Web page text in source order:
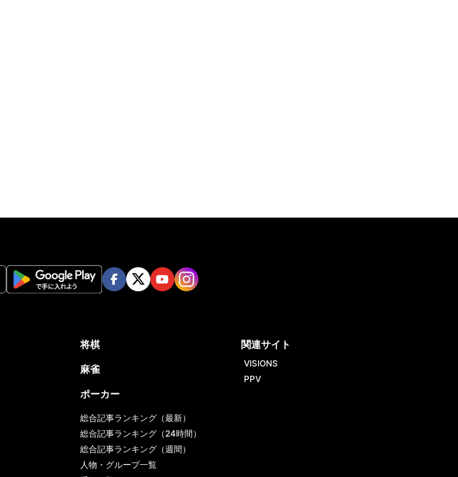
将棋
麻雀
ポーカー
総合記事ランキング（最新）
総合記事ランキング（24時間）
総合記事ランキング（週間）
人物・グループ一覧
関連サイト
VISIONS
PPV